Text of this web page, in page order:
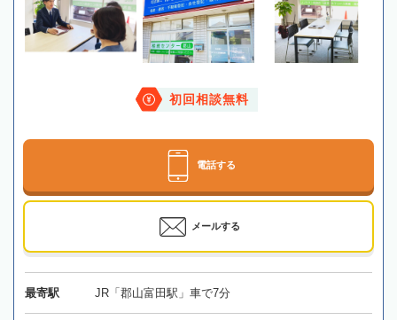
初回相談無料
電話する
メールする
最寄駅 JR「郡山富田駅」車で7分